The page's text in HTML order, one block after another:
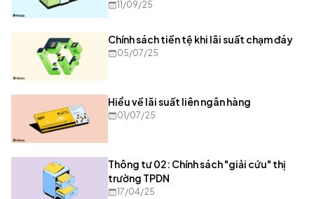
11/09/25
Chính sách tiền tệ khi lãi suất chạm đáy
05/07/25
Hiểu về lãi suất liên ngân hàng
01/07/25
Thông tư 02: Chính sách "giải cứu" thị
trường TPDN
17/04/25